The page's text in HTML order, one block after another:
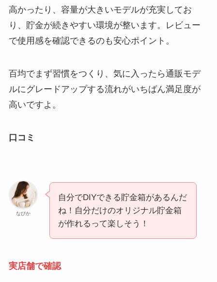
高かったり、容量が大きいモデルが充実してお
り、貯金が続きやすい環境が整います。レビュー
で使用感を確認できるのも安心ポイント。
百均でまず習慣をつくり、気に入ったら通販モデ
ルにグレードアップする流れがいちばん満足度が
高いですよ。
口コミ
なびか
自分でDIYできる貯金箱があるんだ
ね！自分だけのオリジナル貯金箱
が作れるって楽しそう！
実店舗で確認